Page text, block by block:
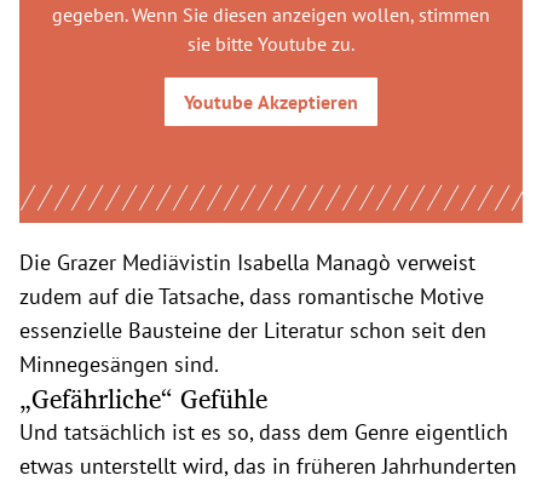
gegeben. Wenn Sie diesen anzeigen wollen, stimmen
sie bitte Youtube zu.
Youtube Akzeptieren
Die Grazer Mediävistin Isabella Managò verweist
zudem auf die Tatsache, dass romantische Motive
essenzielle Bausteine der Literatur schon seit den
Minnegesängen sind.
„Gefährliche“ Gefühle
Und tatsächlich ist es so, dass dem Genre eigentlich
etwas unterstellt wird, das in früheren Jahrhunderten